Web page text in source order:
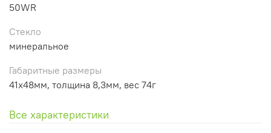
50WR
Стекло
минеральное
Габаритные размеры
41x48мм, толщина 8,3мм, вес 74г
Все характеристики